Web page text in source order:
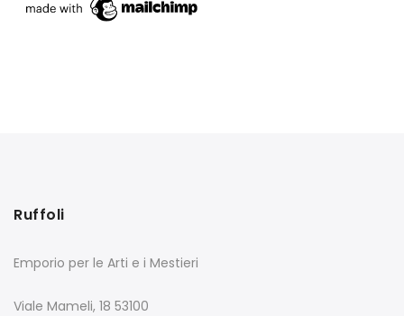
Ruffoli
Emporio per le Arti e i Mestieri
Viale Mameli, 18 53100